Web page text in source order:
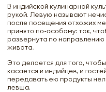
В индийской кулинарной
рукой. Левую называют
после посещения отхожих
принято по-особому: так,
развернута по направлению
живота.
Это делается для того,
касается и индийцев, и
передавать ею продукты
левша.